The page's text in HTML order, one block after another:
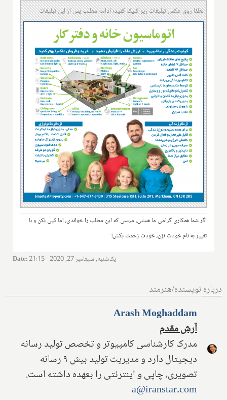
لطفا روی عکس تبلیغات زیر کلیک کنید؛ ادامه مطلب پس از این تبلیغات
اگر شما همکاری گرامی ما هستی، مرسی که این مطلب را خواندی، اما کپی نکن و با
تغییر به نام خودت نزن، خودت زحمت بکش!
Date: یک‌شنبه, سپتامبر 27, 2020 - 21:15
درباره نویسنده/هنرمند
Arash Moghaddam
آرش مقدم
مدرک کارشناسی کامپیوتر و تخصص تولید رسانه
دیجیتال دارد و مدیریت تولید بیش ۹ رسانه
تصویری، چاپی و اینترنتی را بعهده داشته است.
a@iranstar.com